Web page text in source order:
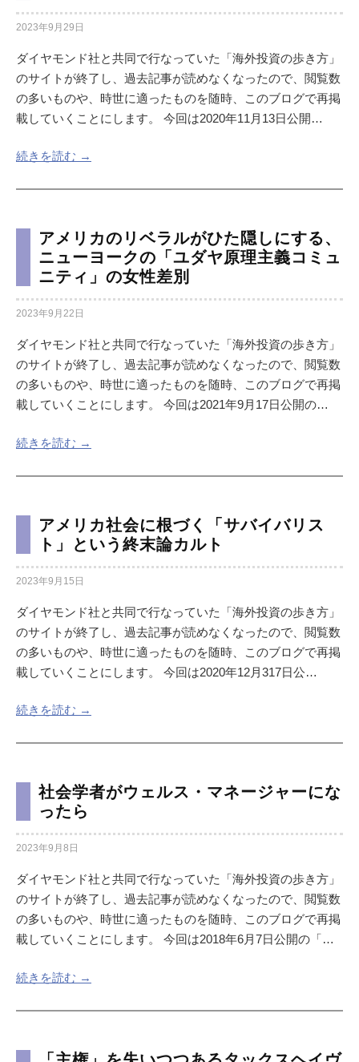
2023年9月29日
ダイヤモンド社と共同で行なっていた「海外投資の歩き方」
のサイトが終了し、過去記事が読めなくなったので、閲覧数
の多いものや、時世に適ったものを随時、このブログで再掲
載していくことにします。 今回は2020年11月13日公開…
続きを読む →
アメリカのリベラルがひた隠しにする、
ニューヨークの「ユダヤ原理主義コミュ
ニティ」の女性差別
2023年9月22日
ダイヤモンド社と共同で行なっていた「海外投資の歩き方」
のサイトが終了し、過去記事が読めなくなったので、閲覧数
の多いものや、時世に適ったものを随時、このブログで再掲
載していくことにします。 今回は2021年9月17日公開の…
続きを読む →
アメリカ社会に根づく「サバイバリス
ト」という終末論カルト
2023年9月15日
ダイヤモンド社と共同で行なっていた「海外投資の歩き方」
のサイトが終了し、過去記事が読めなくなったので、閲覧数
の多いものや、時世に適ったものを随時、このブログで再掲
載していくことにします。 今回は2020年12月317日公…
続きを読む →
社会学者がウェルス・マネージャーにな
ったら
2023年9月8日
ダイヤモンド社と共同で行なっていた「海外投資の歩き方」
のサイトが終了し、過去記事が読めなくなったので、閲覧数
の多いものや、時世に適ったものを随時、このブログで再掲
載していくことにします。 今回は2018年6月7日公開の「…
続きを読む →